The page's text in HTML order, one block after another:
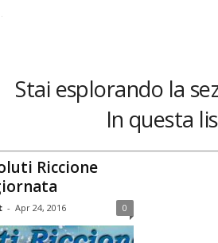
Stai esplorando la
In questa
Riccione
- Apr 24, 2016 0